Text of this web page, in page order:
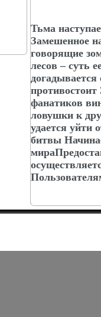
Тьма
Замешенное
говорящие
лесов – суть
фанатиков
ловушки к
удается уйти
битвы